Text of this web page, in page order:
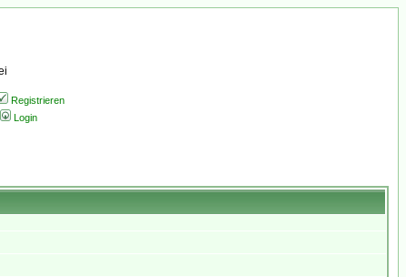
Registrieren
Login